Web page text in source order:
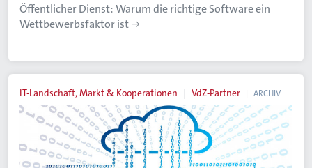
Öffentlicher Dienst: Warum die richtige Software ein
Wettbewerbsfaktor ist
IT-Landschaft, Markt & Kooperationen VdZ-Partner ARCHIV